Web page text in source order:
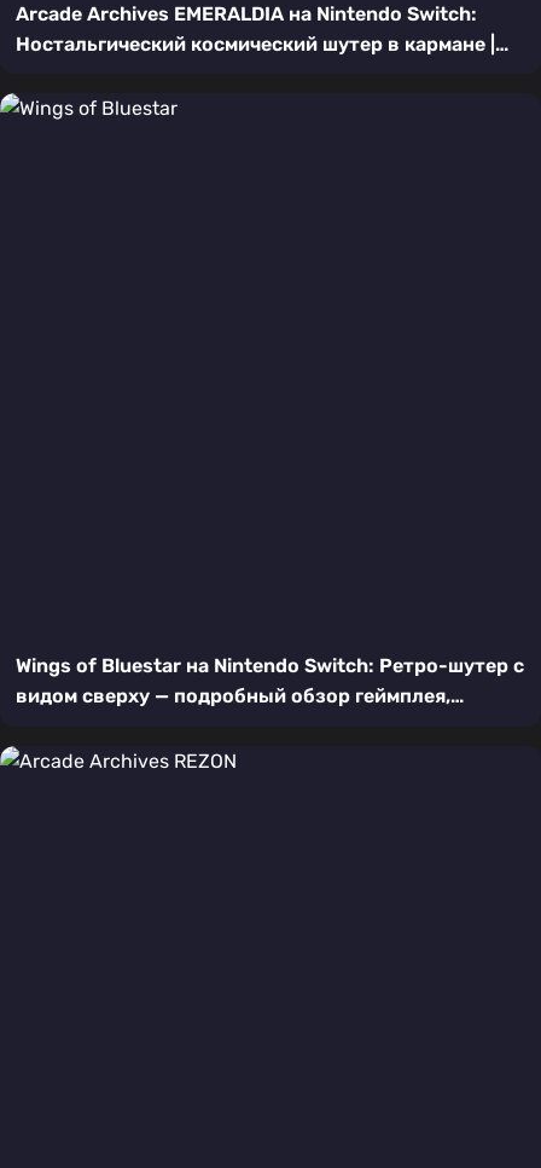
Arcade Archives EMERALDIA на Nintendo Switch:
Ностальгический космический шутер в кармане |
Wings of Bluestar на Nintendo Switch: Ретро-шутер с
видом сверху — подробный обзор геймплея,